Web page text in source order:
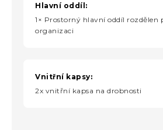
Hlavní oddíl:
1× Prostorný hlavní oddíl rozdělen
organizaci
Vnitřní kapsy:
2x vnitřní kapsa na drobnosti